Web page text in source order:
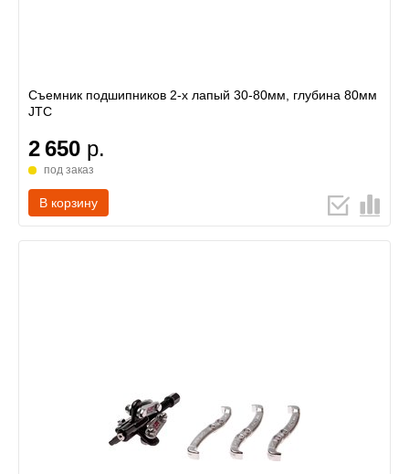
Съемник подшипников 2-х лапый 30-80мм, глубина 80мм
JTC
2 650 р.
под заказ
В корзину